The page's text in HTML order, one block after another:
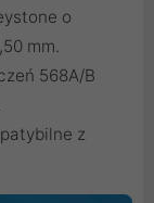
o
mm.
568A/B
z